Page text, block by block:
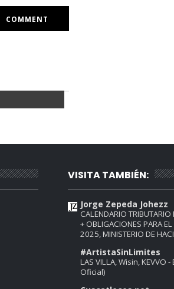
COMMENT
VISITA TAMBIÉN:
Jorge Zepeda Johezz
CALENDARIO
+ OBLIGACIONES PARA EL
2025, MINISTERIO DE
#ArtistaSinLimites
LAS VILLA, Wisin, KEVVO
Oficial)